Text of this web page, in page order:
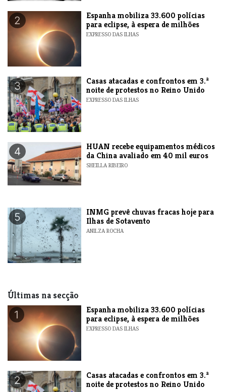
2
Espanha mobiliza 33.600 polícias
para eclipse, à espera de milhões
EXPRESSO DAS ILHAS
3
Casas atacadas e confrontos em 3.ª
noite de protestos no Reino Unido
EXPRESSO DAS ILHAS
4
HUAN recebe equipamentos médicos
da China avaliado em 40 mil euros
SHEILLA RIBEIRO
5
INMG prevê chuvas fracas hoje para
Ilhas de Sotavento
ANILZA ROCHA
Últimas na secção
1
Espanha mobiliza 33.600 polícias
para eclipse, à espera de milhões
EXPRESSO DAS ILHAS
2
Casas atacadas e confrontos em 3.ª
noite de protestos no Reino Unido